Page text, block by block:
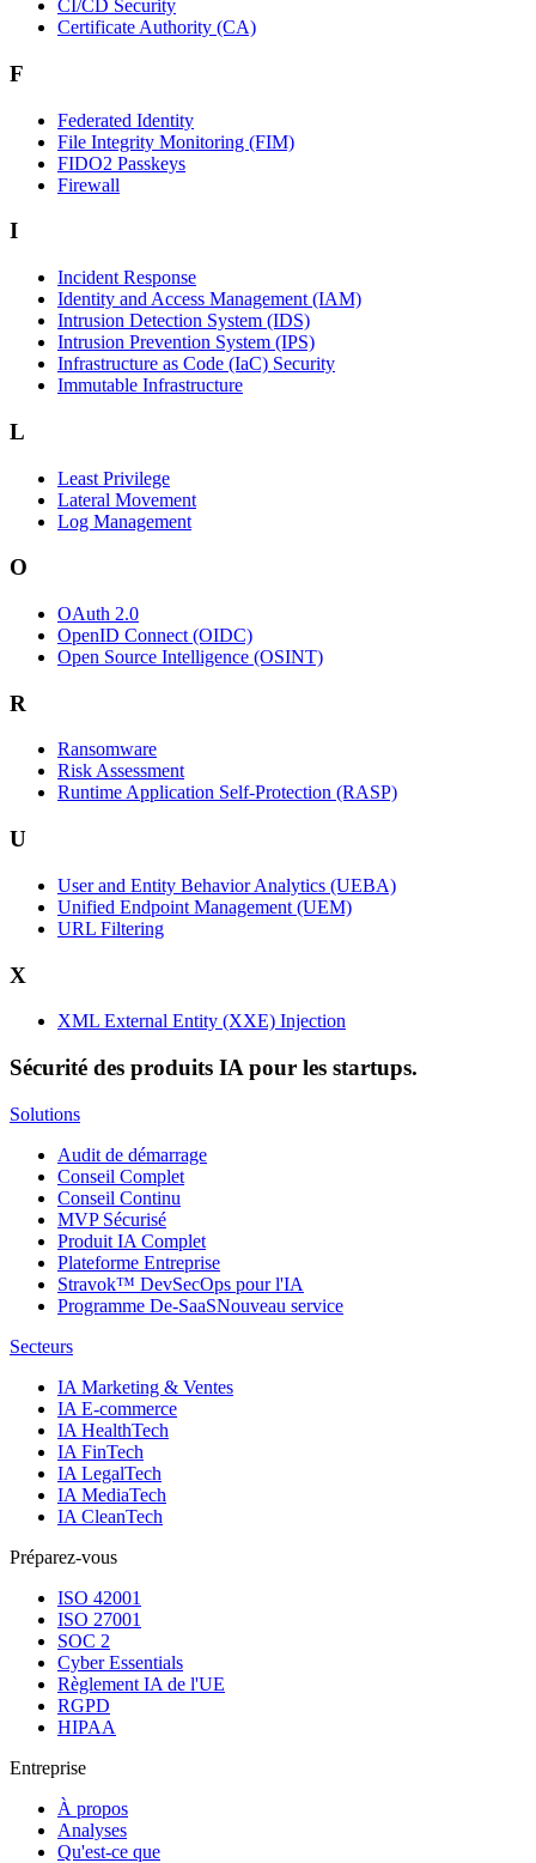
CI/CD Security
Certificate Authority (CA)
F
Federated Identity
File Integrity Monitoring (FIM)
FIDO2 Passkeys
Firewall
I
Incident Response
Identity and Access Management (IAM)
Intrusion Detection System (IDS)
Intrusion Prevention System (IPS)
Infrastructure as Code (IaC) Security
Immutable Infrastructure
L
Least Privilege
Lateral Movement
Log Management
O
OAuth 2.0
OpenID Connect (OIDC)
Open Source Intelligence (OSINT)
R
Ransomware
Risk Assessment
Runtime Application Self-Protection (RASP)
U
User and Entity Behavior Analytics (UEBA)
Unified Endpoint Management (UEM)
URL Filtering
X
XML External Entity (XXE) Injection
Sécurité des produits IA pour les startups.
Solutions
Audit de démarrage
Conseil Complet
Conseil Continu
MVP Sécurisé
Produit IA Complet
Plateforme Entreprise
Stravok™ DevSecOps pour l'IA
Programme De-SaaSNouveau service
Secteurs
IA Marketing & Ventes
IA E-commerce
IA HealthTech
IA FinTech
IA LegalTech
IA MediaTech
IA CleanTech
Préparez-vous
ISO 42001
ISO 27001
SOC 2
Cyber Essentials
Règlement IA de l'UE
RGPD
HIPAA
Entreprise
À propos
Analyses
Qu'est-ce que